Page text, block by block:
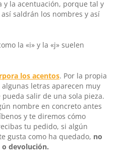
en el carrito.
Go To Shop
y la acentuación, porque tal y
saldrán los nombres y así
la «i» y la «j» suelen
los acentos. Por la propia
letras aparecen muy
salir de una sola pieza.
nombre en concreto antes
y te diremos cómo
tu pedido, si algún
gusta como ha quedado, no
devolución.